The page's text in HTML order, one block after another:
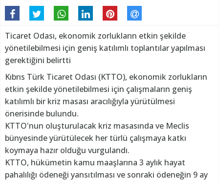
Ticaret Odası, ekonomik zorlukların etkin şekilde
yönetilebilmesi için geniş katılımlı toplantılar yapılması
gerektiğini belirtti
Kıbrıs Türk Ticaret Odası (KTTO), ekonomik zorlukların
etkin şekilde yönetilebilmesi için çalışmaların geniş
katılımlı bir kriz masası aracılığıyla yürütülmesi
önerisinde bulundu.
KTTO'nun oluşturulacak kriz masasında ve Meclis
bünyesinde yürütülecek her türlü çalışmaya katkı
koymaya hazır olduğu vurgulandı.
KTTO, hükümetin kamu maaşlarına 3 aylık hayat
pahalılığı ödeneği yansıtılması ve sonraki ödeneğin 9 ay